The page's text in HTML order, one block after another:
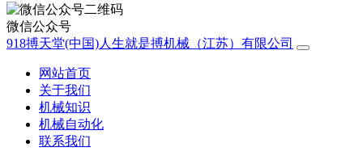
微信公众号
918搏天堂(中国)人生就是搏机械（江苏）有限公司
网站首页
关于我们
机械知识
机械自动化
联系我们